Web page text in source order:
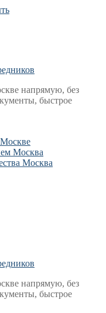
напрямую, без
быстрое
Москва
Москва
напрямую, без
быстрое